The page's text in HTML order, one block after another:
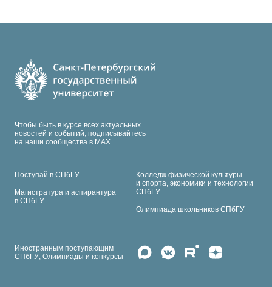
Чтобы быть в курсе всех актуальных
новостей и событий, подписывайтесь
на наши сообщества в МАХ
Поступай в СПбГУ
Магистратура и аспирантура
в СПбГУ
Колледж физической культуры
и спорта, экономики и технологии
СПбГУ
Олимпиада школьников СПбГУ
Иностранным поступающим
СПбГУ; Олимпиады и конкурсы